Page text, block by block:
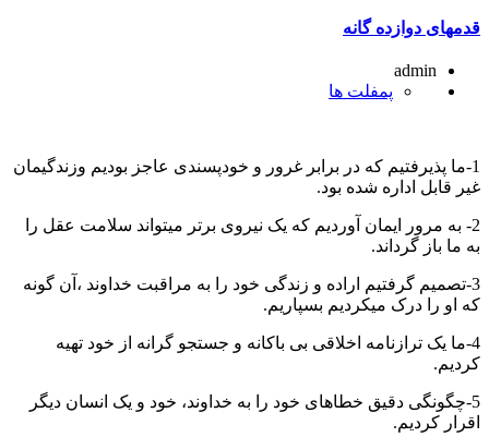
قدمهای دوازده گانه
admin
پمفلت ها
1-ما پذیرفتیم که در برابر غرور و خودپسندی عاجز بودیم وزندگیمان
غیر قابل اداره شده بود.
2- به مرور ایمان آوردیم که یک نیروی برتر میتواند سلامت عقل را
به ما باز گرداند.
3-تصمیم گرفتیم اراده و زندگی خود را به مراقبت خداوند ،آن گونه
که او را درک میکردیم بسپاریم.
4-ما یک ترازنامه اخلاقی بی باکانه و جستجو گرانه از خود تهیه
کردیم.
5-چگونگی دقیق خطاهای خود را به خداوند، خود و یک انسان دیگر
اقرار کردیم.